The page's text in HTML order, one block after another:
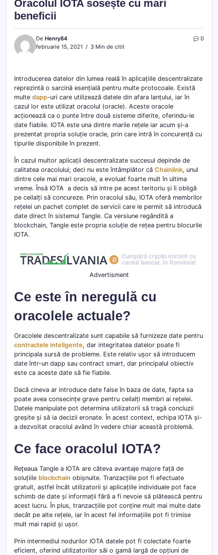
Oracolul IOTA sosește cu mari
beneficii
De Henry84
februarie 15, 2021
3 Min de citit
0
Introducerea datelor din lumea reală în aplicațiile descentralizate
reprezintă o sarcină esențială pentru multe protocoale. Există
multe dapp-uri care utilizează datele din afara lanțului, iar în
cazul lor este utilizat oracolul (oracle). Aceste oracole
acționează ca o punte între două sisteme diferite, oferindu-le
date fiabile. IOTA este una dintre marile rețele iar acum și-a
prezentat propria soluție oracle, prin care intră în concurență cu
tipurile disponibile în prezent.
În cazul multor aplicații descentralizate succesul depinde de
calitatea oracolului; deci nu este întâmplător că Chainlink, unul
dintre cele mai mari oracole, a evoluat foarte mult în ultima
vreme. Însă IOTA a decis să intre pe acest teritoriu și îi obligă
pe ceilalți să concureze. Prin oracolul său, IOTA oferă membrilor
rețelei un pachet complet de servicii care le permit să introducă
date direct în sistemul Tangle. Ca versiune regândită a
blockchain, Tangle este propria soluție de rețea pentru blocurile
IOTA.
Advertisment
Ce este în neregulă cu
oracolele actuale?
Oracolele descentralizate sunt capabile să furnizeze date pentru
contractele inteligente, dar integritatea datelor poate fi
principala sursă de probleme. Este relativ ușor să introducem
date într-un dapp sau contract smart, dar principalul obiectiv
este ca aceste date să fie fiabile.
Dacă cineva ar introduce date false în baza de date, fapta sa
poate avea consecințe grave pentru ceilalți membri ai rețelei.
Datele manipulate pot determina utilizatorii să tragă concluzii
greșite și să ia decizii eronate. În acest context, echipa IOTA și-
a dezvoltat oracolul având în vedere chiar această problemă.
Ce face oracolul IOTA?
Rețeaua Tangle a IOTA are câteva avantaje majore față de
soluțiile blockchain obișnuite. Tranzacțiile pot fi efectuate
gratuit, astfel încât utilizatorii și aplicațiile individuale pot face
schimb de date și informații fără a fi nevoie să plătească pentru
acest lucru. În plus, tranzacțiile pot conține mult mai multe date
decât pe alte rețele, iar în acest fel informațiile pot fi trimise
mult mai rapid și ușor.
Prin intermediul nodurilor IOTA datele pot fi colectate foarte
eficient, oferind utilizatorilor săi o gamă largă de opțiuni de